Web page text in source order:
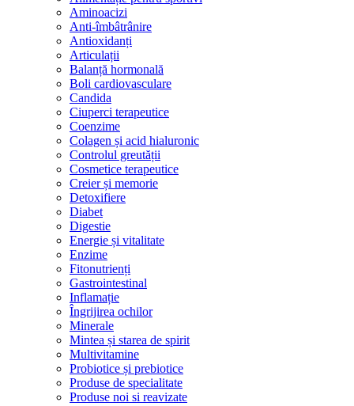
Aminoacizi
Anti-îmbâtrânire
Antioxidanți
Articulații
Balanță hormonală
Boli cardiovasculare
Candida
Ciuperci terapeutice
Coenzime
Colagen și acid hialuronic
Controlul greutății
Cosmetice terapeutice
Creier și memorie
Detoxifiere
Diabet
Digestie
Energie și vitalitate
Enzime
Fitonutrienți
Gastrointestinal
Inflamație
Îngrijirea ochilor
Minerale
Mintea și starea de spirit
Multivitamine
Probiotice și prebiotice
Produse de specialitate
Produse noi si reavizate